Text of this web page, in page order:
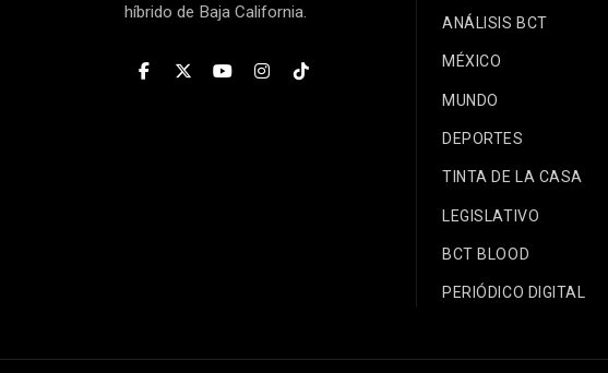
híbrido de Baja California.
ANÁLISIS BCT
MÉXICO
MUNDO
DEPORTES
TINTA DE LA CASA
LEGISLATIVO
BCT BLOOD
PERIÓDICO DIGITAL